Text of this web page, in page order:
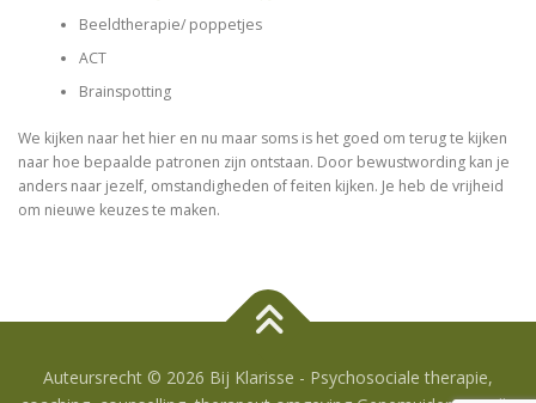
Beeldtherapie/ poppetjes
ACT
Brainspotting
We kijken naar het hier en nu maar soms is het goed om terug te kijken
naar hoe bepaalde patronen zijn ontstaan. Door bewustwording kan je
anders naar jezelf, omstandigheden of feiten kijken. Je heb de vrijheid
om nieuwe keuzes te maken.
Auteursrecht © 2026 Bij Klarisse - Psychosociale therapie,